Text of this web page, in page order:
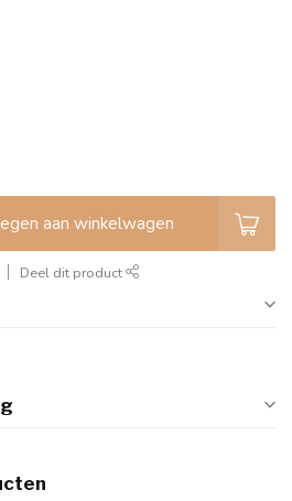
aan winkelwagen
Deel dit product